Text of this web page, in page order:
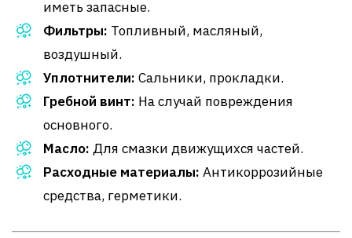
иметь запасные.
Фильтры: Топливный, масляный,
воздушный.
Уплотнители: Сальники, прокладки.
Гребной винт: На случай повреждения
основного.
Масло: Для смазки движущихся частей.
Расходные материалы: Антикоррозийные
средства, герметики.